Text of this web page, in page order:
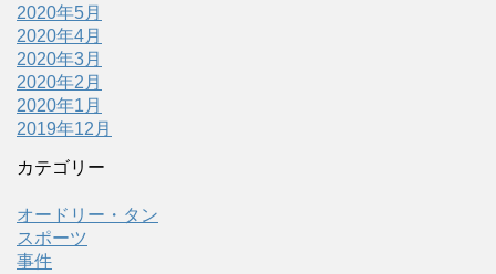
2020年5月
2020年4月
2020年3月
2020年2月
2020年1月
2019年12月
カテゴリー
オードリー・タン
スポーツ
事件